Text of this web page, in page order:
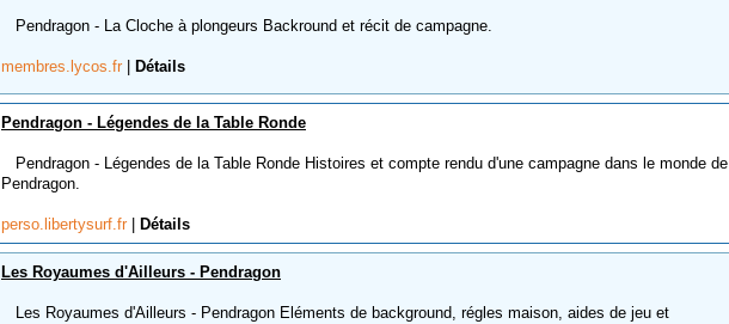
Pendragon - La Cloche à plongeurs Backround et récit de campagne.
membres.lycos.fr Détails
Pendragon - Légendes de la Table Ronde
Pendragon - Légendes de la Table Ronde Histoires et compte rendu d'une campagne dans le monde de
Pendragon.
perso.libertysurf.fr Détails
Les Royaumes d'Ailleurs - Pendragon
Les Royaumes d'Ailleurs - Pendragon Eléments de background, régles maison, aides de jeu et